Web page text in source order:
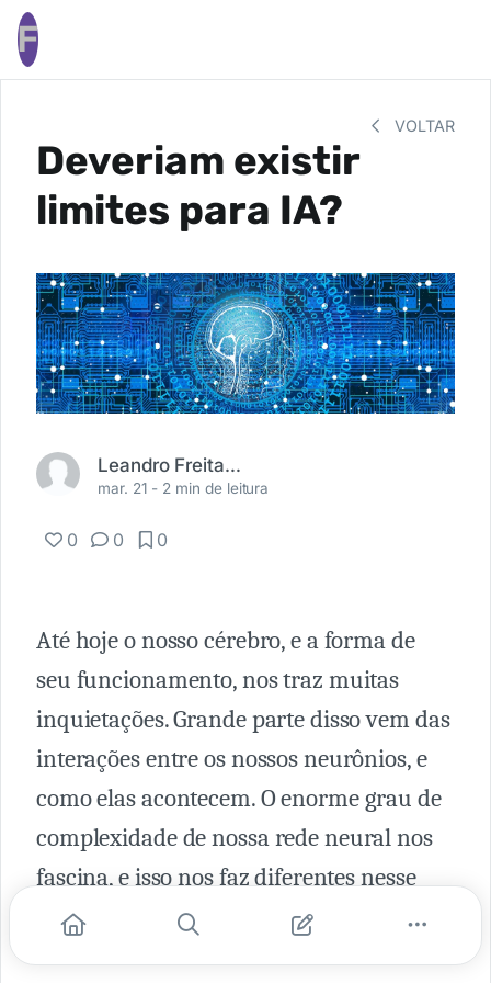
F
VOLTAR
Deveriam existir
limites para IA?
Leandro Freitas Carneiro
mar. 21 - 2 min de leitura
0 0 0
Até hoje o nosso cérebro, e a forma de
seu funcionamento, nos traz muitas
inquietações. Grande parte disso vem das
interações entre os nossos neurônios, e
como elas acontecem. O enorme grau de
complexidade de nossa rede neural nos
fascina, e isso nos faz diferentes nesse
mundo.